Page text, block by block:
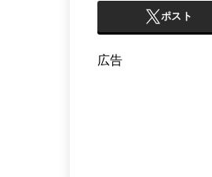
ポスト
広告